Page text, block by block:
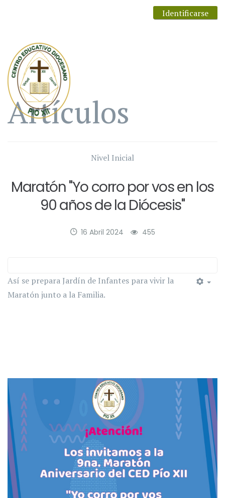
Identificarse
Artículos
Nivel Inicial
Maratón "Yo corro por vos en los
90 años de la Diócesis"
16 Abril 2024 455
Así se prepara Jardín de Infantes para vivir la
Maratón junto a la Familia.